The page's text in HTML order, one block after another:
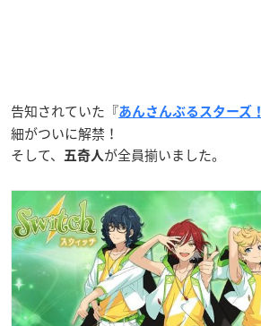
告知されていた『あんさんぶるスターズ！
細がついに解禁！
そして、
五奇人 が全員揃いました。